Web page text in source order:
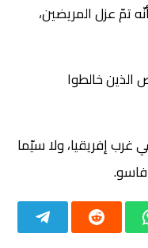
تمّ عزل المريضين،
الذين خالطوا
إفريقيا، ولا سيّما
فاسو.